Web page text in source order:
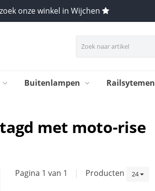
onze winkel in Wijchen
Buitenlampen Railsytemen
met moto-rise
Pagina 1 van 1 | Producten 24